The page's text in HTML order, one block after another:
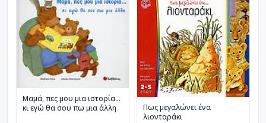
Μαµά, πες µου µια ιστορία…
κι εγώ θα σου πω µια άλλη
Πως μεγαλώνει ένα
λιονταράκι